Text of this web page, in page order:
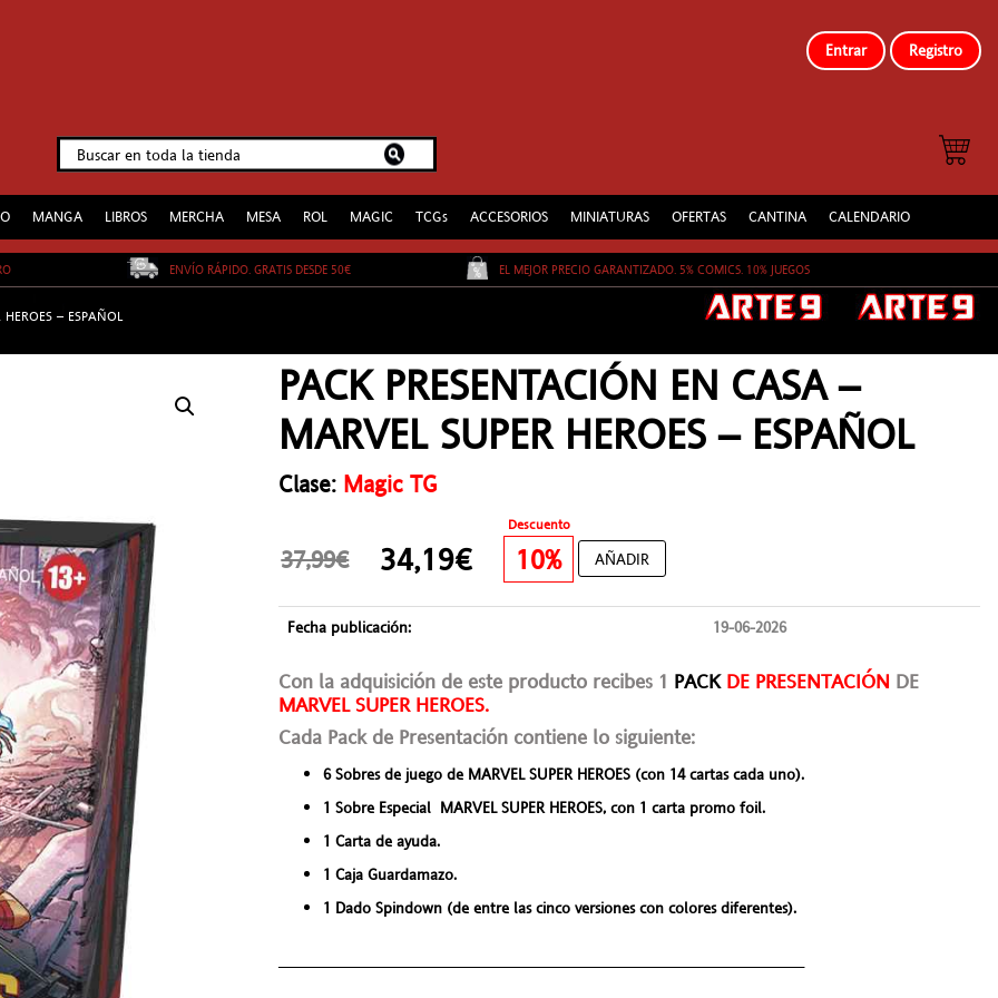
Entrar Registro
MANGA LIBROS MERCHA MESA ROL MAGIC TCGs ACCESORIOS MINIATURAS OFERTAS CANTINA CALENDARIO
ENVÍO RÁPIDO. GRATIS DESDE 50€ EL MEJOR PRECIO GARANTIZADO. 5% COMICS. 10% JUEGOS
– ESPAÑOL
PACK PRESENTACIÓN EN CASA –
MARVEL SUPER HEROES – ESPAÑOL
Clase: Magic TG
Descuento
37,99€ 34,19€ 10% AÑADIR
Fecha publicación: 19-06-2026
Con la adquisición de este producto recibes 1 PACKDE PRESENTACIÓN DE
MARVEL SUPER HEROES.
Cada Pack de Presentación contiene lo siguiente:
6 Sobresde juego de MARVEL SUPER HEROES (con 14 cartas cada uno).
1 Sobre Especial MARVEL SUPER HEROES, con 1 carta promo foil.
1 Carta de ayuda.
1 CajaGuardamazo.
1 DadoSpindown (de entre las cinco versiones con colores diferentes).